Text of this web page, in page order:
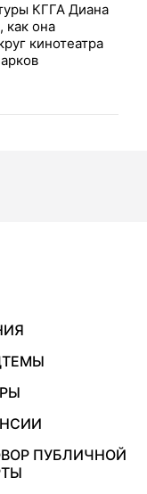
КГГА Диана
как она
кинотеатра
ПУБЛИЧНОЙ